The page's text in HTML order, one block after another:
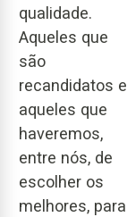
qualidade.
Aqueles que
são
recandidatos e
aqueles que
haveremos,
entre nós, de
escolher os
melhores, para